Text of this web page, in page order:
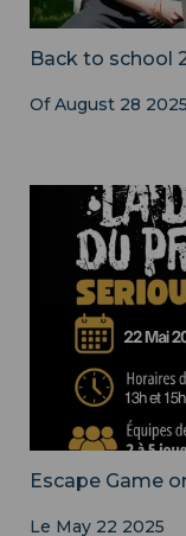
Back to school
OfAugust 28 2025
Escape Game
Le May 22 2025